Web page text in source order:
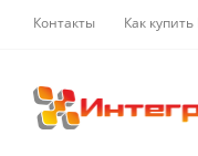
Контакты Как